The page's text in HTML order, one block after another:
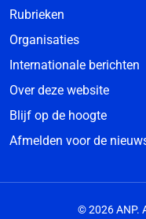
Rubrieken
Organisaties
Internationale berichten
Over deze website
Blijf op de hoogte
Afmelden voor de
© 2026 ANP.